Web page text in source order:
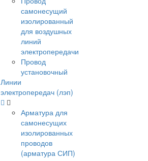
самонесущий
изолированный
для воздушных
линий
электропередачи
Провод
установочный
Линии
электропередач (лэп)
Арматура для
самонесущих
изолированных
проводов
(арматура СИП)